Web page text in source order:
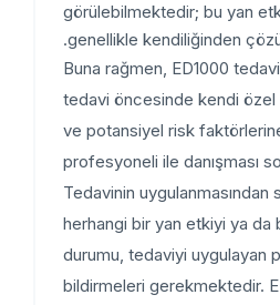
görülebilmektedir; bu
genellikle kendiliğinden
Buna rağmen, ED1000
tedavi öncesinde kendi
ve potansiyel risk
profesyoneli ile
Tedavinin
herhangi bir yan etkiyi
durumu, tedaviyi
bildirmeleri